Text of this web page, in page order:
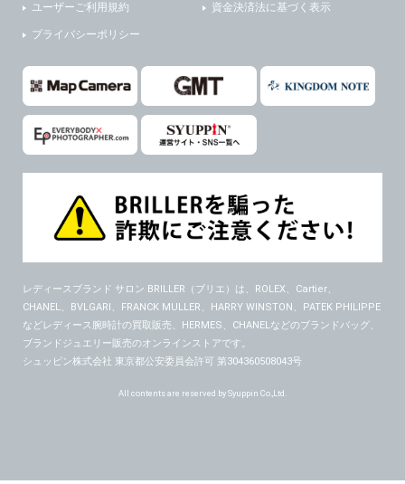
ユーザーご利用規約
プライバシーポリシー
資金決済法に基づく表示
レディースブランド サロン BRILLER（ブリエ） は、ROLEX、Cartier、
CHANEL、BVLGARI、FRANCK MULLER、HARRY WINSTON、PATEK PHILIPPE
などレディース腕時計の買取販売、HERMES、CHANELなどのブランドバッグ、
ブランドジュエリー販売のオンラインストアです。
シュッピン株式会社 東京都公安委員会許可 第304360508043号
All contents are reserved by Syuppin Co.,Ltd.